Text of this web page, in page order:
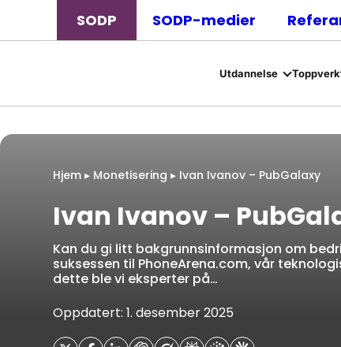
SODP SODP-medier
Utdannelse
Hjem ▸ Monetisering ▸ Ivan Ivanov – PubGalaxy
Ivan Ivanov –
Kan du gi litt bakgrunnsinformasjon om
suksessen til PhoneArena.com, vår
dette ble vi eksperter på…
Oppdatert: 1. desember 2025